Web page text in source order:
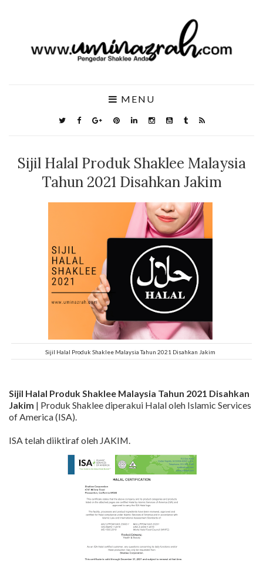
MENU
Sijil Halal Produk Shaklee Malaysia
Tahun 2021 Disahkan Jakim
Sijil Halal Produk Shaklee Malaysia Tahun 2021 Disahkan Jakim
Sijil Halal Produk Shaklee Malaysia Tahun 2021 Disahkan
Jakim | Produk Shaklee diperakui Halal oleh Islamic Services
of America (ISA).
ISA telah diiktiraf oleh JAKIM.